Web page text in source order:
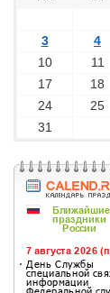
3
4
10
11
17
18
24
25
31